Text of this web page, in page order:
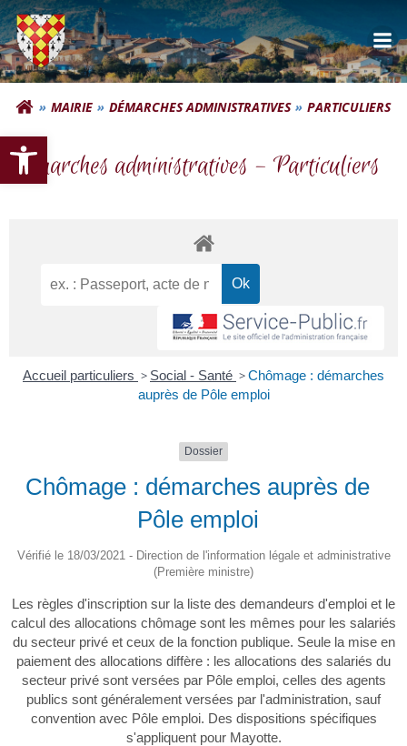
Ouvrir la barre d’outils
Aller
au
contenu
Commune d'Autignac
MAIRIE DÉMARCHES ADMINISTRATIVES PARTICULIERS
Démarches administratives – Particuliers
Accueil particuliers > Social - Santé >Chômage : démarches
auprès de Pôle emploi
Dossier
Chômage : démarches auprès de
Pôle emploi
Vérifié le 18/03/2021 - Direction de l'information légale et administrative
(Première ministre)
Les règles d'inscription sur la liste des demandeurs d'emploi et le
calcul des allocations chômage sont les mêmes pour les salariés
du secteur privé et ceux de la fonction publique. Seule la mise en
paiement des allocations diffère : les allocations des salariés du
secteur privé sont versées par Pôle emploi, celles des agents
publics sont généralement versées par l'administration, sauf
convention avec Pôle emploi. Des dispositions spécifiques
s'appliquent pour Mayotte.